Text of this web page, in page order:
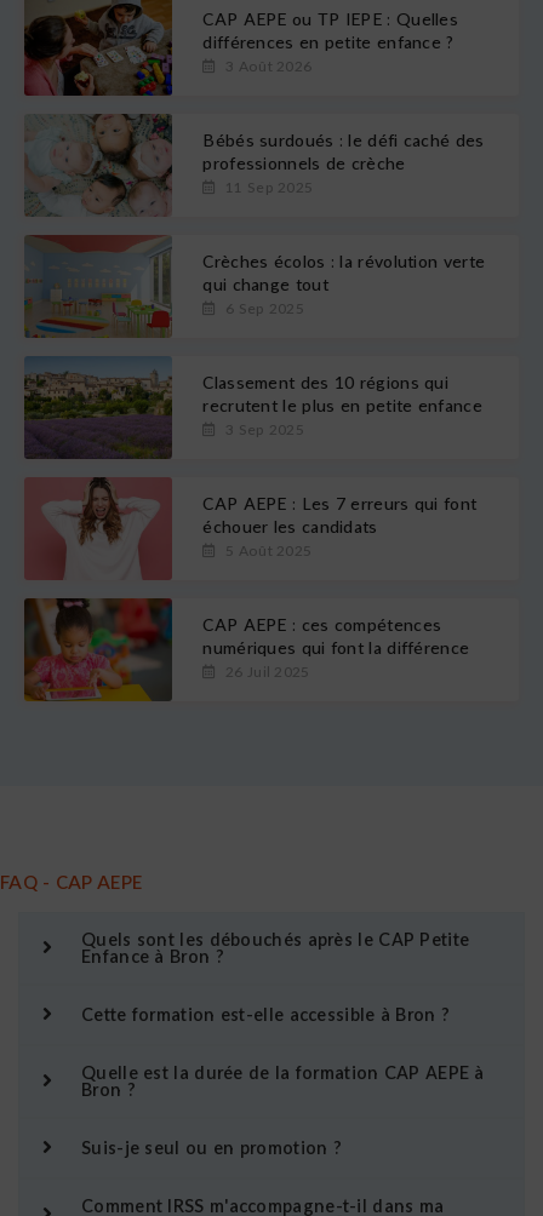
CAP AEPE ou TP IEPE : Quelles
différences en petite enfance ?
3 Août 2026
Bébés surdoués : le défi caché des
professionnels de crèche
11 Sep 2025
Crèches écolos : la révolution verte
qui change tout
6 Sep 2025
Classement des 10 régions qui
recrutent le plus en petite enfance
3 Sep 2025
CAP AEPE : Les 7 erreurs qui font
échouer les candidats
5 Août 2025
CAP AEPE : ces compétences
numériques qui font la différence
26 Juil 2025
FAQ - CAP AEPE
Quels sont les débouchés après le CAP Petite
Enfance à Bron ?
Cette formation est-elle accessible à Bron ?
Quelle est la durée de la formation CAP AEPE à
Bron ?
Suis-je seul ou en promotion ?
Comment IRSS m'accompagne-t-il dans ma